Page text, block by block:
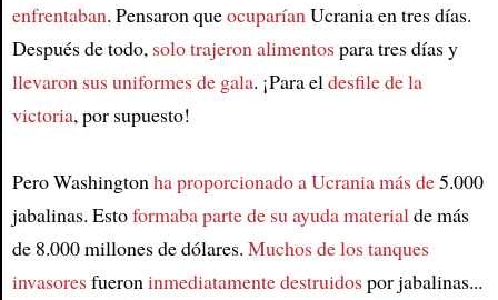
enfrentaban. Pensaron queocuparíanUcrania en tres días.
Después de todo, solo trajeron alimentospara tres días y
llevaron sus uniformes de gala. ¡Para eldesfile de la
victoria, por supuesto!
Pero Washingtonha proporcionado a Ucrania más de5.000
jabalinas. Estoformaba parte de su ayuda materialde más
de 8.000 millones de dólares. Muchos de los tanques
invasoresfueroninmediatamente destruidospor jabalinas...